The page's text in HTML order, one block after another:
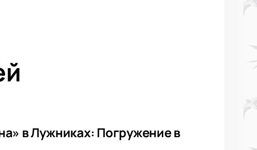
в Лужниках: Погружение в